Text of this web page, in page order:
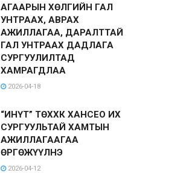
АГААРЫН ХӨЛГИЙН ГАЛ
УНТРААХ, АВРАХ
АЖИЛЛАГАА, ДАРАЛТТАЙ
ГАЛ УНТРААХ ДАДЛАГА
СУРГУУЛИЛТАД
ХАМРАГДЛАА
2026-04-18
“ИНҮТ” ТӨХХК ХАНСЕО ИХ
СУРГУУЛЬТАЙ ХАМТЫН
АЖИЛЛАГААГАА
ӨРГӨЖҮҮЛНЭ
2026-04-12